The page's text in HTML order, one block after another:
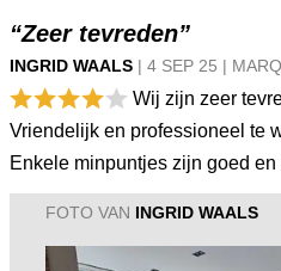
“Zeer tevreden”
INGRID WAALS | 4 SEP 25 |
Wij zijn zeer
Vriendelijk en professioneel te
Enkele minpuntjes zijn goed
FOTO VAN INGRID WAALS